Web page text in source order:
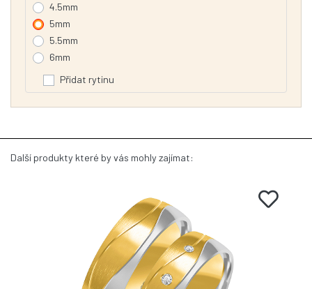
4.5mm
5mm
5.5mm
6mm
Přidat rytinu
Další produkty které by vás mohly zajímat: